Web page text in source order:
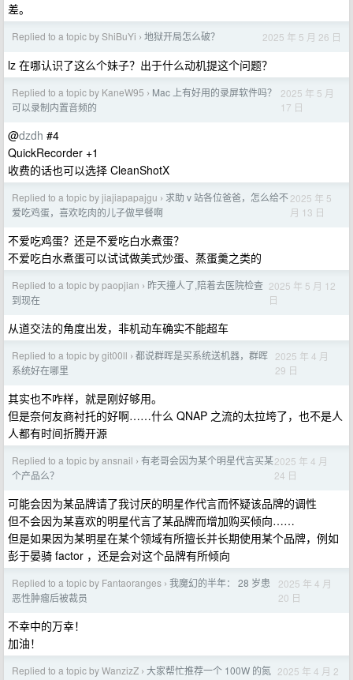
差。
Replied to a topic by ShiBuYi › 地狱开局怎么破？ 2025 年 5 月 26 日
lz 在哪认识了这么个妹子？出于什么动机提这个问题？
Replied to a topic by KaneW95 › Mac 上有好用的录屏软件吗？
可以录制内置音频的
2025 年 5 月
17 日
@dzdh #4
QuickRecorder +1
收费的话也可以选择 CleanShotX
Replied to a topic by jiajiapapajgu › 求助 v 站各位爸爸，怎么给不
爱吃鸡蛋，喜欢吃肉的儿子做早餐啊
2025 年 5
月 13 日
不爱吃鸡蛋？还是不爱吃白水煮蛋？
不爱吃白水煮蛋可以试试做美式炒蛋、蒸蛋羹之类的
Replied to a topic by paopjian › 昨天撞人了,陪着去医院检查
到现在
2025 年 5 月 12
日
从道交法的角度出发，非机动车确实不能超车
Replied to a topic by git00ll › 都说群晖是买系统送机器，群晖
系统好在哪里
2025 年 4 月
29 日
其实也不咋样，就是刚好够用。
但是奈何友商衬托的好啊……什么 QNAP 之流的太拉垮了，也不是人
人都有时间折腾开源
Replied to a topic by ansnail › 有老哥会因为某个明星代言买某
个产品么？
2025 年 4 月
24 日
可能会因为某品牌请了我讨厌的明星作代言而怀疑该品牌的调性
但不会因为某喜欢的明星代言了某品牌而增加购买倾向……
但是如果因为某明星在某个领域有所擅长并长期使用某个品牌，例如
彭于晏骑 factor ，还是会对这个品牌有所倾向
Replied to a topic by Fantaoranges › 我魔幻的半年： 28 岁患
恶性肿瘤后被裁员
2025 年 4 月
20 日
不幸中的万幸！
加油！
Replied to a topic by WanzizZ › 大家帮忙推荐一个 100W 的氮 2025 年 4 月 2